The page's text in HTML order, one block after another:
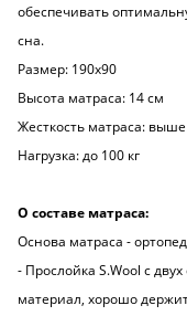
обеспечивать
сна.
Размер: 190х90
Высота матраса: 14 см
Жесткость матраса:
Нагрузка: до 100 кг
О составе матраса:
Основа матраса -
- Прослойка S.Wool с
материал, хорошо